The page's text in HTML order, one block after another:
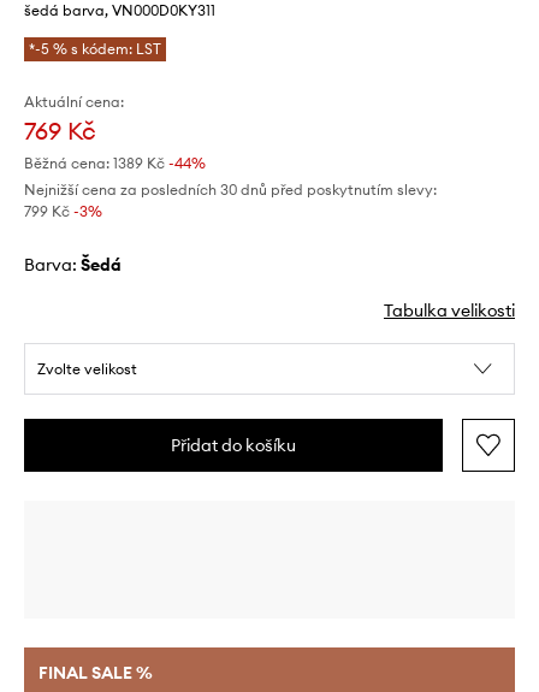
šedá barva, VN000D0KY311
*-5 % s kódem: LST
Aktuální cena:
769 Kč
Běžná cena: 1389 Kč -44%
Nejnižší cena za posledních 30 dnů před poskytnutím slevy:
799 Kč -3%
Barva: šedá
Tabulka velikosti
Zvolte velikost
Přidat do košíku
FINAL SALE %